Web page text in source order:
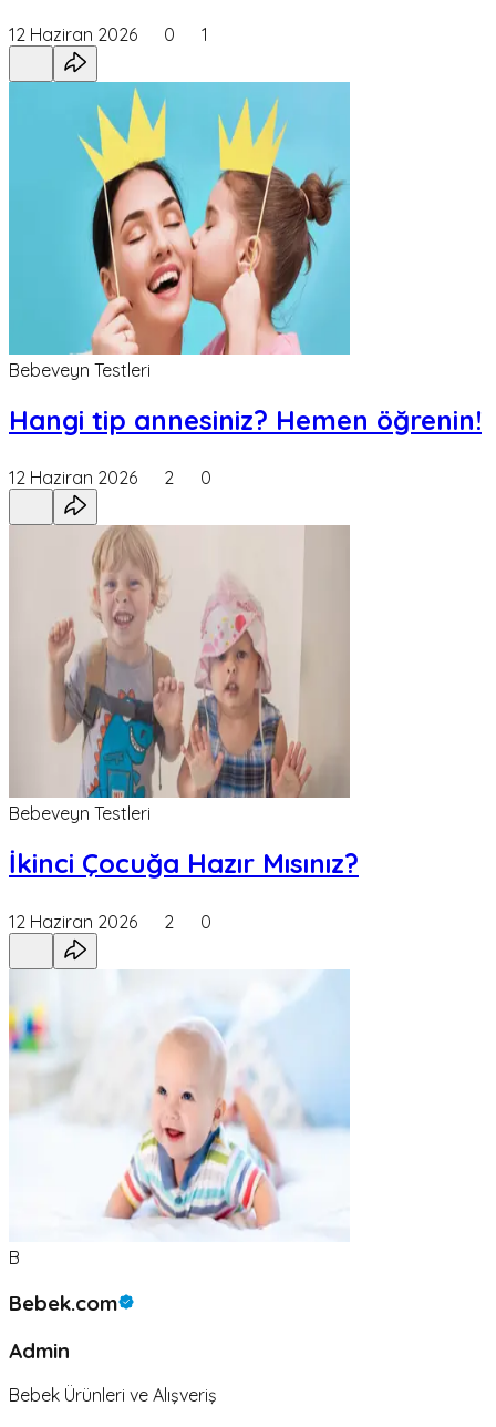
12 Haziran 2026 0 1
Bebeveyn Testleri
Hangi tip annesiniz? Hemen öğrenin!
12 Haziran 2026 2 0
Bebeveyn Testleri
İkinci Çocuğa Hazır Mısınız?
12 Haziran 2026 2 0
B
Bebek.com
Admin
Bebek Ürünleri ve Alışveriş